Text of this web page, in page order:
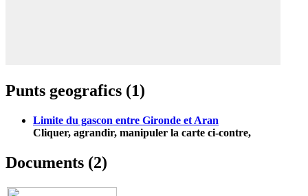
Punts geografics (1)
Limite du gascon entre Gironde et Aran
Cliquer, agrandir, manipuler la carte ci-contre,
Documents (2)